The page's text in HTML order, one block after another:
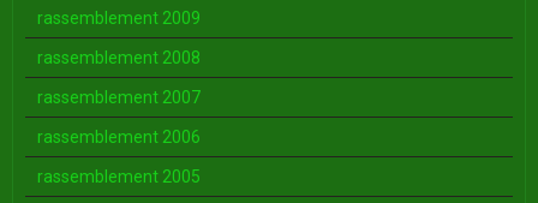
rassemblement 2009
rassemblement 2008
rassemblement 2007
rassemblement 2006
rassemblement 2005